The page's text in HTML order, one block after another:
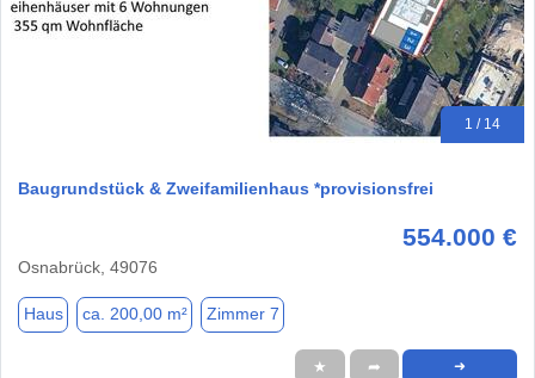
1 / 14
Baugrundstück & Zweifamilienhaus *provisionsfrei
554.000 €
Osnabrück, 49076
Haus ca. 200,00 m² Zimmer 7
★ ➦ ➜